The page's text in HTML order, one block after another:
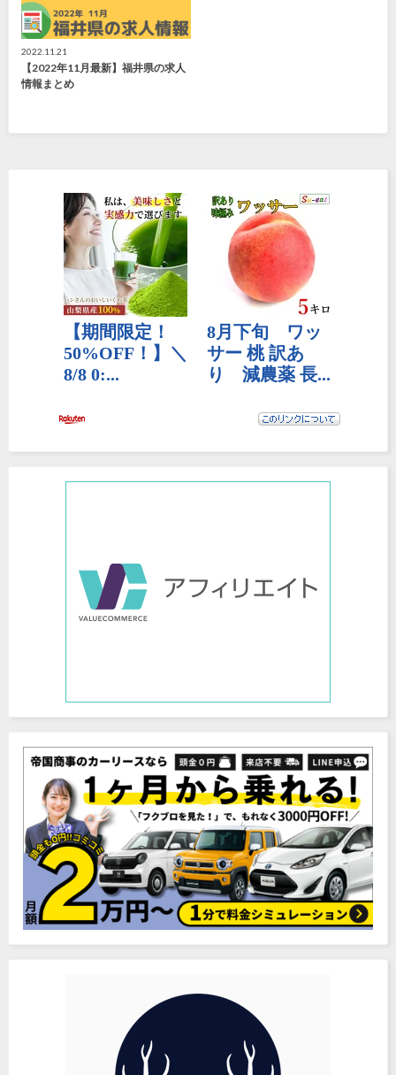
2022.11.21
【2022年11月最新】福井県の求人
情報まとめ